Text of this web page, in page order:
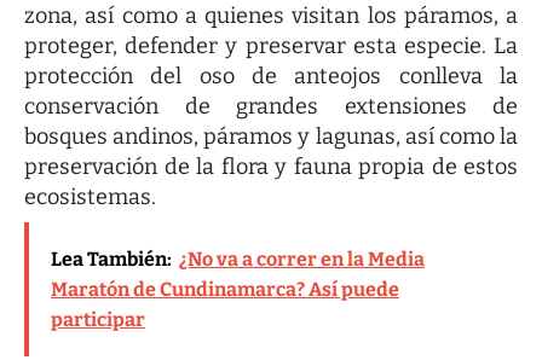
zona, así como a quienes visitan los páramos, a
proteger, defender y preservar esta especie. La
protección del oso de anteojos conlleva la
conservación de grandes extensiones de
bosques andinos, páramos y lagunas, así como la
preservación de la flora y fauna propia de estos
ecosistemas.
Lea También: ¿No va a correr en la Media
Maratón de Cundinamarca? Así puede
participar